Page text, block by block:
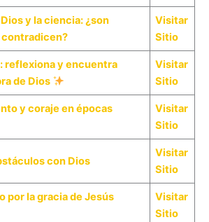
y la ciencia: ¿son
Visitar
Sitio
reflexiona y encuentra
de Dios
Visitar
Sitio
y coraje en épocas
Visitar
Sitio
con Dios
Visitar
Sitio
por la gracia de Jesús
Visitar
Sitio